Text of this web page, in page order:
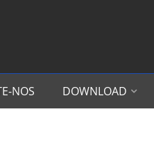
NOS DOWNLOAD